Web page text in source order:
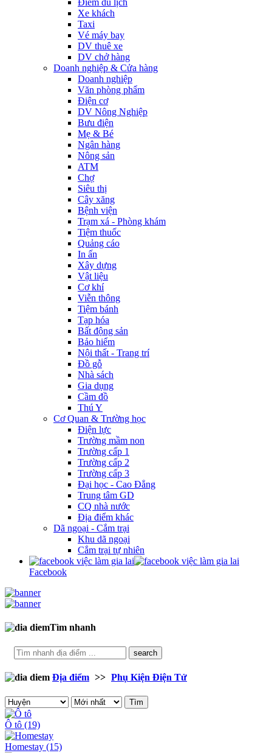
Điểm du lịch
Xe khách
Taxi
Vé máy bay
DV thuê xe
DV chở hàng
Doanh nghiệp & Cửa hàng
Doanh nghiệp
Văn phòng phẩm
Điện cơ
DV Nông Nghiệp
Bưu điện
Mẹ & Bé
Ngân hàng
Nông sản
ATM
Chợ
Siêu thị
Cây xăng
Bệnh viện
Trạm xá - Phòng khám
Tiệm thuốc
Quảng cáo
In ấn
Xây dựng
Vật liệu
Cơ khí
Viễn thông
Tiệm bánh
Tạp hóa
Bất động sản
Bảo hiểm
Nội thất - Trang trí
Đồ gỗ
Nhà sách
Gia dụng
Cầm đồ
Thú Y
Cơ Quan & Trường học
Điện lực
Trường mầm non
Trường cấp 1
Trường cấp 2
Trường cấp 3
Đại học - Cao Đẳng
Trung tâm GD
CQ nhà nước
Địa điểm khác
Dã ngoại - Cắm trại
Khu dã ngoại
Cắm trại tự nhiên
Facebook
Tìm nhanh
search
Địa điểm >> Phụ Kiện Điện Tử
Tìm
Ô tô (19)
Homestay (15)